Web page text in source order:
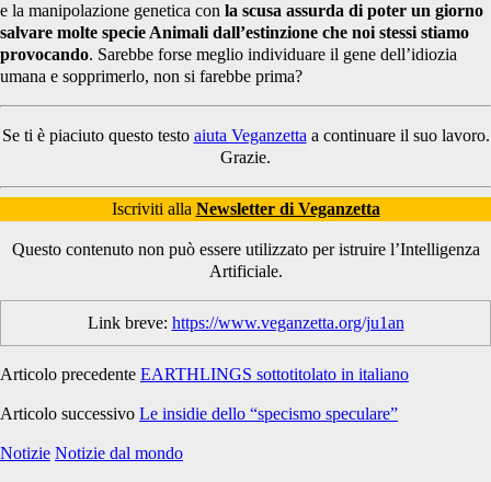
e la manipolazione genetica con la scusa assurda di poter un giorno
salvare molte specie Animali dall’estinzione che noi stessi stiamo
provocando. Sarebbe forse meglio individuare il gene dell’idiozia
umana e sopprimerlo, non si farebbe prima?
Se ti è piaciuto questo testo aiuta Veganzetta a continuare il suo lavoro.
Grazie.
Iscriviti alla Newsletter di Veganzetta
Questo contenuto non può essere utilizzato per istruire l’Intelligenza
Artificiale.
Link breve: https://www.veganzetta.org/ju1an
Articolo precedente EARTHLINGS sottotitolato in italiano
Articolo successivo Le insidie dello “specismo speculare”
Notizie Notizie dal mondo